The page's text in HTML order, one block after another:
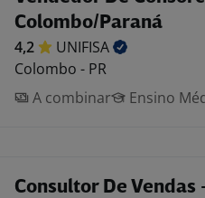
Colombo/Paraná
4,2
UNIFISA
Colombo - PR
A combinar
Ensino
Consultor De